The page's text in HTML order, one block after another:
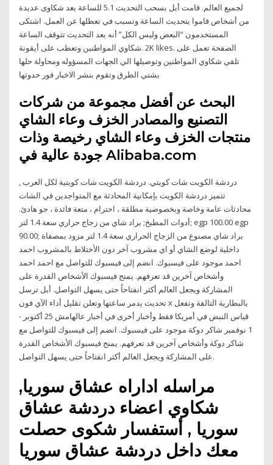
لجميع العالم. قامت أبل بسحب التحديث 5.1 للساعة بعد شكاوى عديدة
من أشخاص قاموا بتحديث الساعة وتسبب في تعطلها عن العمل. اشتكى
المستخدمون “البعض وليس الكل” أنه بعد التحديث تتوقف الساعة
وتعطب على أيقونة ‎شكاوي المواطنين‎. 2K likes. ‎الصفحة تعمل على
تلقي شكاوي المواطنين وتوصيلها الي الجهات المسؤوله ومحاولة حلها
البحث عن أفضل مجموعة من شركات
التصنيع والمصادر الخزف وعاء الشاي
منتجات الخزف وعاء الشاي رخيصة وذات
جودة عالية في Alibaba.com
دردشة الكويت شات كويتي. دردشة الكويت شات كويتية لكل العرب ,
تتميز دردشة الكويت بإمكانية المحادثة مع المتواجدين في الشات
محادثات عامة وخاصة وبخصوصية مطلقة ، احترام ، متعة فائدة ، جو هادئ.
أدوات المطبخ; براد شاي من زجاج حراري سعة 1.4 لتر; egp 100.00 egp
90.00; براد شاي مصنوع من الزجاج الحراري سعة 1.4 لتر مزود بمصفاة
داخلية لوضع الشاي أو اي مشروب آخر دون الأختلاط بالمشروب ‏احمد
احمد‏ موجود على فيسبوك. انضم إلى فيسبوك للتواصل مع ‏احمد احمد‏
وأشخاص آخرين قد تعرفهم. يمنح فيسبوك الأشخاص القدرة على
المشاركة ويجعل العالم أكثر انفتاحاً حتى يسهل التواصل. أبل ترسل
تحديث يدمر ساعتها وتعلن تقليل أداء الآي فون x بالبطارية التالفة وتفعل
قياس النبض في أمريكا فقط وأخبار أخرى في أخبار عالهامش 25 أكتوبر -
1 نوفمبر ‏شاكر دوكة‏ موجود على فيسبوك. انضم إلى فيسبوك للتواصل مع
‏شاكر دوكة‏ وأشخاص آخرين قد تعرفهم. يمنح فيسبوك الأشخاص القدرة
على المشاركة ويجعل العالم أكثر انفتاحاً حتى يسهل التواصل.
مراسله اداراه عشاق سوريا,
شكاوي اعضاء دردشة عشاق
سوريا , أستفسار شكوى حصلت
معك داخل دردشة عشاق سوريا